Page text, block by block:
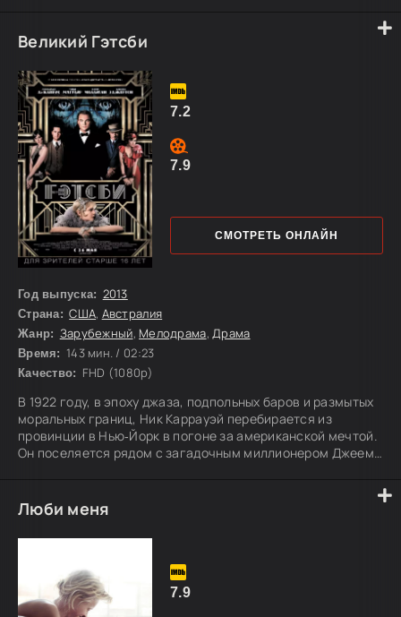
откроется правда: они не просто знакомы — когда‑то они
были вместе.
Великий Гэтсби
Год выпуска: 2013
Страна: США, Австралия
Жанр: Зарубежный, Мелодрама,Драма
Время: 143 мин. / 02:23
Качество: FHD (1080p)
В 1922 году, в эпоху джаза, подпольных баров и размытых
моральных границ, Ник Каррауэй перебирается из
провинции в Нью‑Йорк в погоне за американской мечтой.
Он поселяется рядом с загадочным миллионером Джеем
высокомерный аристократ Том Бьюкенен. Так Ник
погружается в ослепительный мир богачей, где за
блеском скрываются иллюзии, страсть и обман. Именно
СМОТРЕТЬ ОНЛАЙН
7.2
7.9
Люби меня
7.9